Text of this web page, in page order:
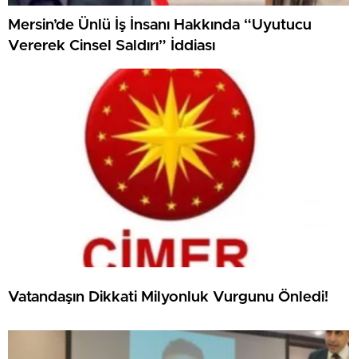
Mersin’de Ünlü İş İnsanı Hakkında “Uyutucu
Vererek Cinsel Saldırı” İddiası
Vatandaşın Dikkati Milyonluk Vurgunu Önledi!